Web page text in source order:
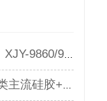
料中的精度与稳定性
新嘉懿有机硅厂家干货）